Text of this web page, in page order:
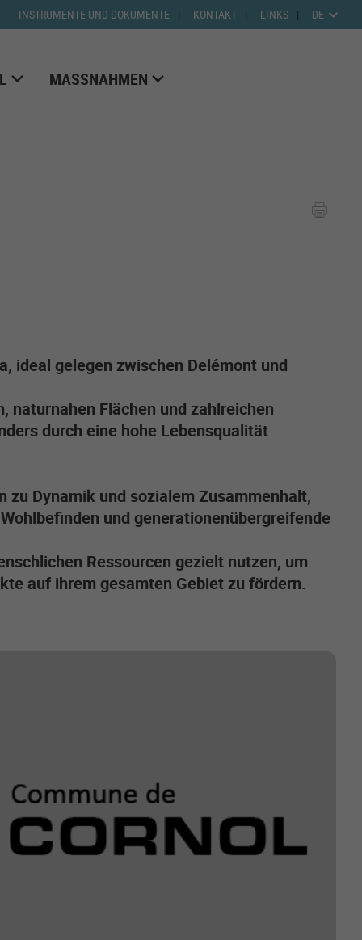
DE
INSTRUMENTE UND DOKUMENTE KONTAKT LINKS
MASSNAHMEN
ideal gelegen zwischen Delémont und
Flächen und zahlreichen
durch eine hohe Lebensqualität
Dynamik und sozialem Zusammenhalt,
und generationenübergreifende
Ressourcen gezielt nutzen, um
auf ihrem gesamten Gebiet zu fördern.